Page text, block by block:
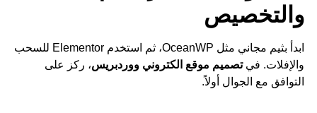
والتخصيص
ابدأ بثيم مجاني مثل OceanWP، ثم استخدم Elementor للسحب
والإفلات. فيتصميم موقع الكتروني ووردبريس، ركز على
التوافق مع الجوال أولاً.